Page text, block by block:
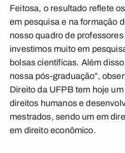
Feitosa, o resultado reflete
em pesquisa e na formação
nosso quadro de
investimos muito em
bolsas científicas. Além
nossa pós-graduação”,
Direito da UFPB tem hoje
direitos humanos e
mestrados, sendo um em
em direito econômico.